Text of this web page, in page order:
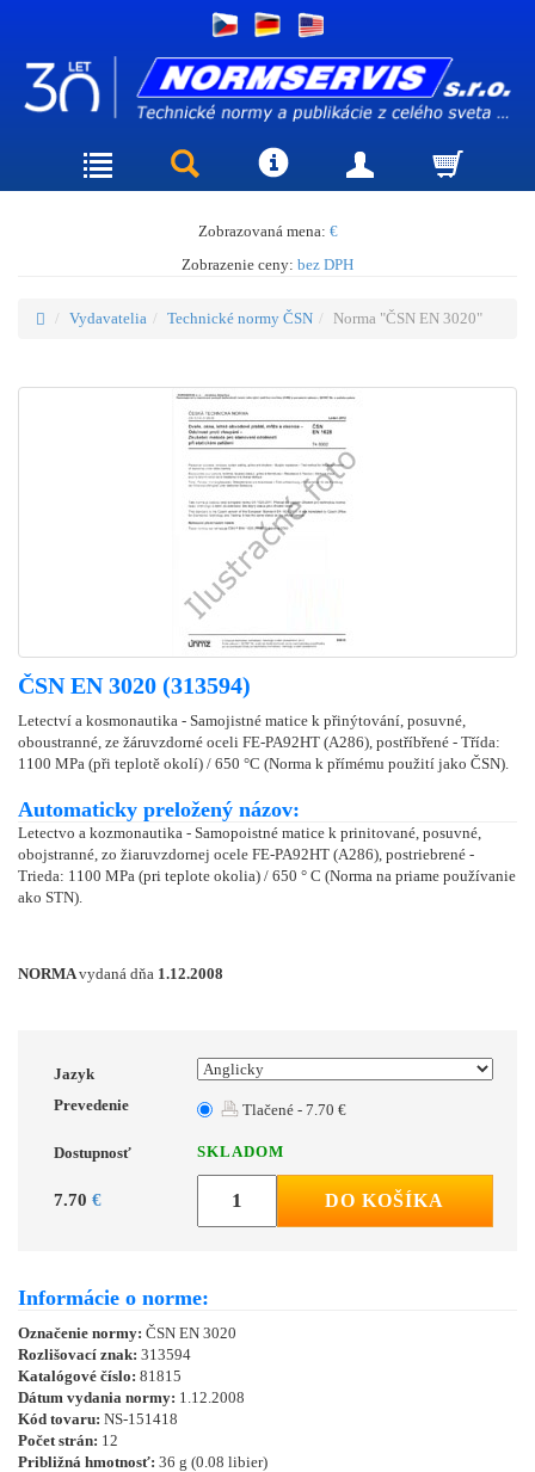
Zobrazovaná mena: €
Zobrazenie ceny: bez DPH
Vydavatelia Technické normy ČSN Norma "ČSN EN 3020"
ČSN EN 3020 (313594)
Letectví a kosmonautika - Samojistné matice k přinýtování, posuvné,
oboustranné, ze žáruvzdorné oceli FE-PA92HT (A286), postříbřené - Třída:
1100 MPa (při teplotě okolí) / 650 °C (Norma k přímému použití jako ČSN).
Automaticky preložený názov:
Letectvo a kozmonautika - Samopoistné matice k prinitované, posuvné,
obojstranné, zo žiaruvzdornej ocele FE-PA92HT (A286), postriebrené -
Trieda: 1100 MPa (pri teplote okolia) / 650 ° C (Norma na priame používanie
ako STN).
NORMAvydaná dňa 1.12.2008
Jazyk
Prevedenie
Tlačené - 7.70 €
Dostupnosť SKLADOM
7.70 € DO KOŠÍKA
Informácie o norme:
Označenie normy: ČSN EN 3020
Rozlišovací znak: 313594
Katalógové číslo: 81815
Dátum vydania normy: 1.12.2008
Kód tovaru: NS-151418
Počet strán: 12
Približná hmotnosť: 36 g (0.08 libier)